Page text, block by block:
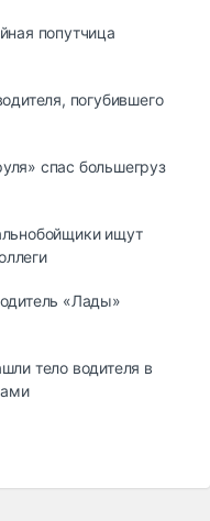
попутчица
погубившего
спас большегруз
ищут
«Лады»
тело водителя в